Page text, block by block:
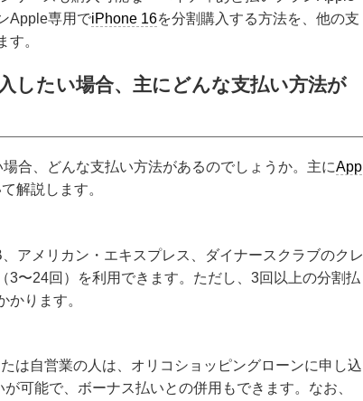
Apple専用でiPhone 16を分割購入する方法を、他の支
す。
したい場合、主にどんな支払い方法が
合、どんな支払い方法があるのでしょうか。主にApp
解説します。
アメリカン・エキスプレス、ダイナースクラブのクレ
（3〜24回）を利用できます。ただし、3回以上の分割払
かります。
は自営業の人は、オリコショッピングローンに申し込
可能で、ボーナス払いとの併用もできます。なお、